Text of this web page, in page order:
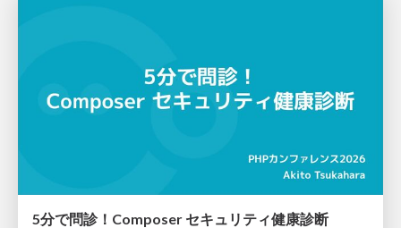
5分で問診！Composer セキュリティ健康診断